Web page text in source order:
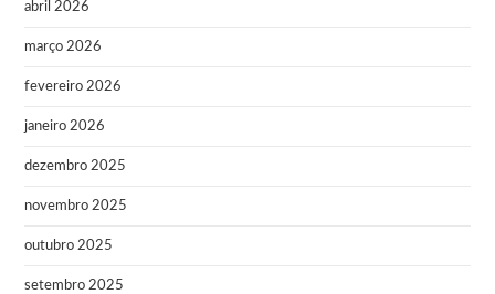
abril 2026
março 2026
fevereiro 2026
janeiro 2026
dezembro 2025
novembro 2025
outubro 2025
setembro 2025